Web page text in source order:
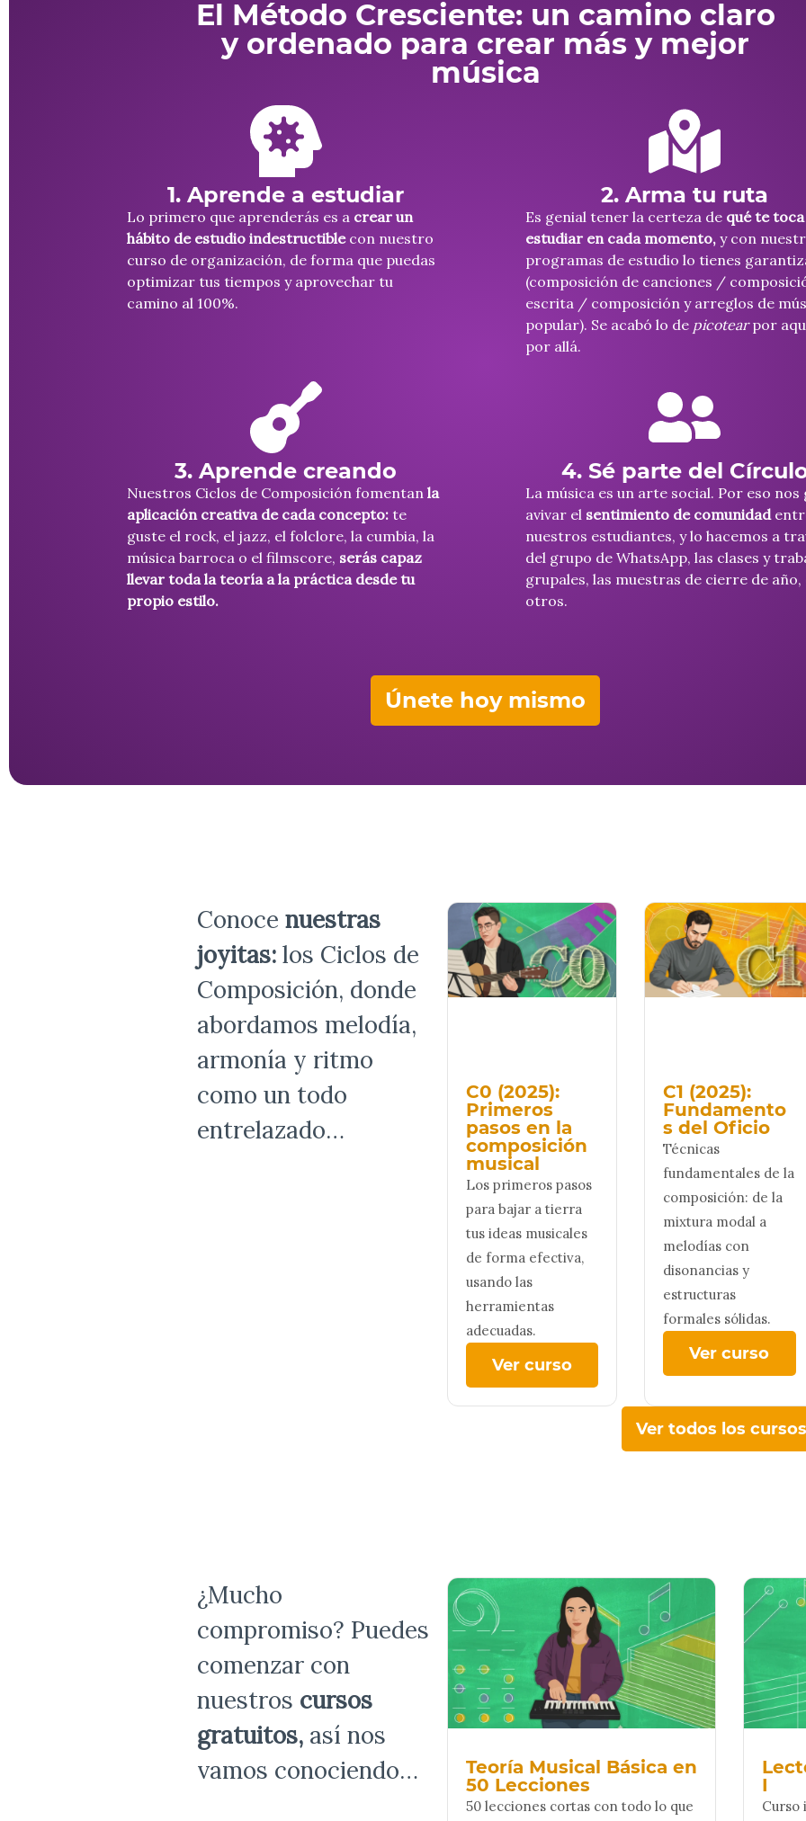
El Método Cresciente: un camino claro
y ordenado para crear más y mejor
música
1. Aprende a estudiar
Lo primero que aprenderás es a crear un
hábito de estudio indestructiblecon nuestro
curso de organización, de forma que puedas
optimizar tus tiempos y aprovechar tu
camino al 100%.
2. Arma tu ruta
Es genial tener la certeza de qué te toca
estudiar en cada momento, y con
programas de estudio lo tienes
(composición de canciones /
escrita / composición y arreglos de
popular). Se acabó lo de picotearpor
por allá.
3. Aprende creando
Nuestros Ciclos de Composición fomentan la
aplicación creativa de cada concepto: te
guste el rock, el jazz, el folclore, la cumbia, la
música barroca o el filmscore, serás capaz
llevar toda la teoría a la práctica desde tu
propio estilo.
4. Sé parte del
La música es un arte social. Por eso nos
avivar el sentimiento de comunidad
nuestros estudiantes, y lo hacemos a
del grupo de WhatsApp, las clases y
grupales, las muestras de cierre de
otros.
Únete hoy mismo
Conoce nuestras
joyitas:los Ciclos de
Composición, donde
abordamos melodía,
armonía y ritmo
como un todo
entrelazado…
C0 (2025):
Primeros
pasos en la
composición
musical
Los primeros pasos
para bajar a tierra
tus ideas musicales
de forma efectiva,
usando las
herramientas
adecuadas.
Ver curso
C1 (2025):
Fundamento
s del Oficio
Técnicas
fundamentales de la
composición: de la
mixtura modal a
melodías con
disonancias y
estructuras
formales sólidas.
Ver curso
Ver todos los cursos
¿Mucho
compromiso? Puedes
comenzar con
nuestros cursos
gratuitos,así nos
vamos conociendo…
Teoría Musical Básica en
50 Lecciones
50 lecciones cortas con todo lo que
I
Curso